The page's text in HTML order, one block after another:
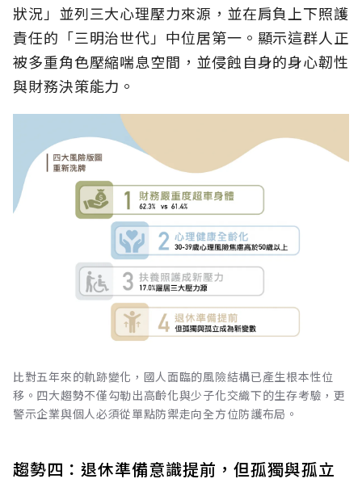
狀況」並列三大心理壓力來源，並在肩負上下照護
責任的「三明治世代」中位居第一。顯示這群人正
被多重角色壓縮喘息空間，並侵蝕自身的身心韌性
與財務決策能力。
比對五年來的軌跡變化，國人面臨的風險結構已產生根本性位
移。四大趨勢不僅勾勒出高齡化與少子化交織下的生存考驗，更
警示企業與個人必須從單點防禦走向全方位防護布局。
趨勢四：退休準備意識提前，但孤獨與孤立